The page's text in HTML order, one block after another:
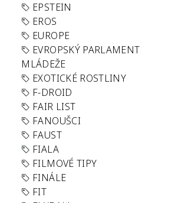
EPSTEIN
EROS
EUROPE
EVROPSKÝ PARLAMENT
MLÁDEŽE
EXOTICKÉ ROSTLINY
F-DROID
FAIR LIST
FANOUŠCI
FAUST
FIALA
FILMOVÉ TIPY
FINÁLE
FIT